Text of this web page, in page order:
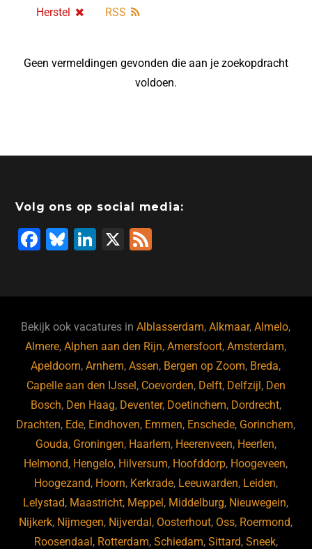
Herstel
RSS
Geen vermeldingen gevonden die aan je zoekopdracht
voldoen.
Volg ons op social media:
F
b
o
o
k
Bl
ky
Li
dI
n
X
Bekijk ook vacatures inAlblasserdam,Alkmaar,Almelo,
Almere,Alphen aan den Rijn,Amersfoort,Amsterdam,
Apeldoorn,Arnhem,Assen, Bergen op Zoom, Breda,
Capelle aan den IJssel , Coevorden, Delft, Delfzijl , Den
Bosch, Den Haag, Deventer, Doetinchem, Dordrecht,
Drachten, Ede, Eindhoven, Emmen, Enschede, Gorinchem,
Gouda, Groningen, Haarlem, Heerenveen, Heerlen,
Helmond, Hengelo, Hilversum, Hoofddorp, Hoogeveen,
Hoogezand, Hoorn, Kerkrade, Leeuwarden, Leiden,
Lelystad, Maastricht, Meppel , Middelburg, Nieuwegein,
Nijkerk, Nijmegen, Nijverdal , Oosterhout, Oss, Roermond,
Roosendaal , Rotterdam, Schiedam, Sittard, Sneek,